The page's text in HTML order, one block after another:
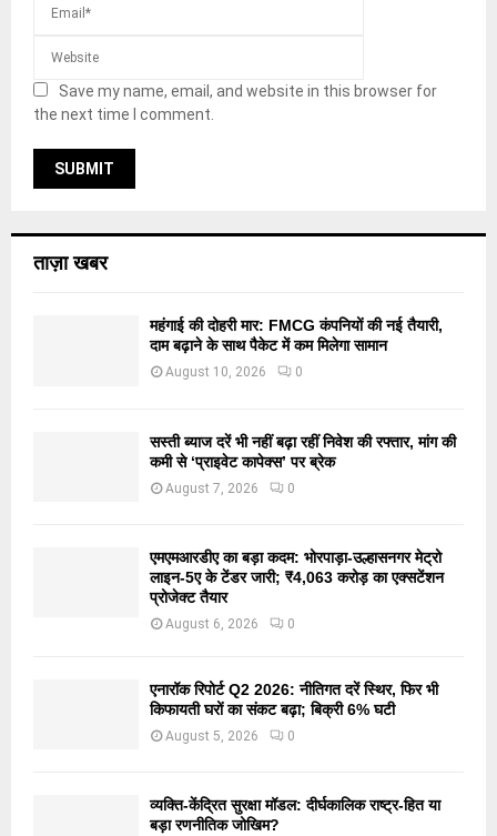
Save my name, email, and website in this browser for
the next time I comment.
ताज़ा खबर
महंगाई की दोहरी मार: FMCG कंपनियों की नई तैयारी,
दाम बढ़ाने के साथ पैकेट में कम मिलेगा सामान
August 10, 2026 0
सस्ती ब्याज दरें भी नहीं बढ़ा रहीं निवेश की रफ्तार, मांग की
कमी से ‘प्राइवेट कापेक्स’ पर ब्रेक
August 7, 2026 0
एमएमआरडीए का बड़ा कदम: भोरपाड़ा-उल्हासनगर मेट्रो
लाइन-5ए के टेंडर जारी; ₹4,063 करोड़ का एक्सटेंशन
प्रोजेक्ट तैयार
August 6, 2026 0
एनारॉक रिपोर्ट Q2 2026: नीतिगत दरें स्थिर, फिर भी
किफायती घरों का संकट बढ़ा; बिक्री 6% घटी
August 5, 2026 0
व्यक्ति-केंद्रित सुरक्षा मॉडल: दीर्घकालिक राष्ट्र-हित या
बड़ा रणनीतिक जोखिम?